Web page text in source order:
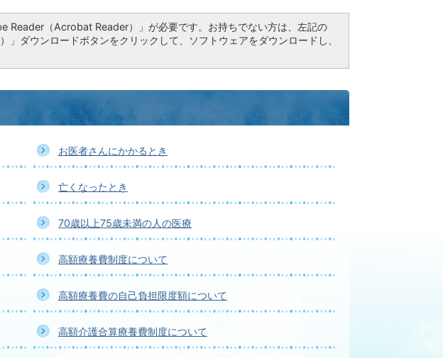
Reader（Acrobat Reader）」が必要です。お持ちでない方は、左記の
ダウンロードボタンをクリックして、ソフトウェアをダウンロードし、
お医者さんにかかるとき
亡くなったとき
70歳以上75歳未満の人の医療
高額療養費制度について
高額療養費の自己負担限度額について
高額介護合算療養費制度について